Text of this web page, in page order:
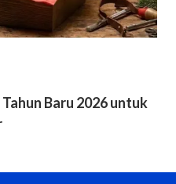
Baru 2026 untuk